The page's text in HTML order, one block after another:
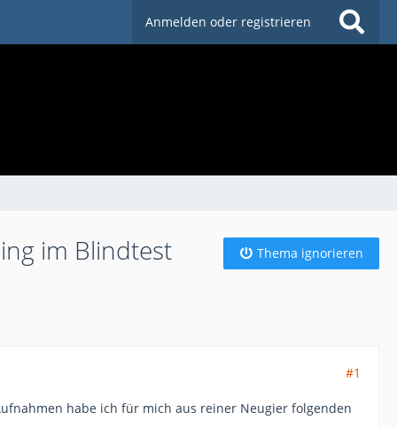
Anmelden oder registrieren
im Blindtest Thema ignorieren
#1
habe ich für mich aus reiner Neugier folgenden